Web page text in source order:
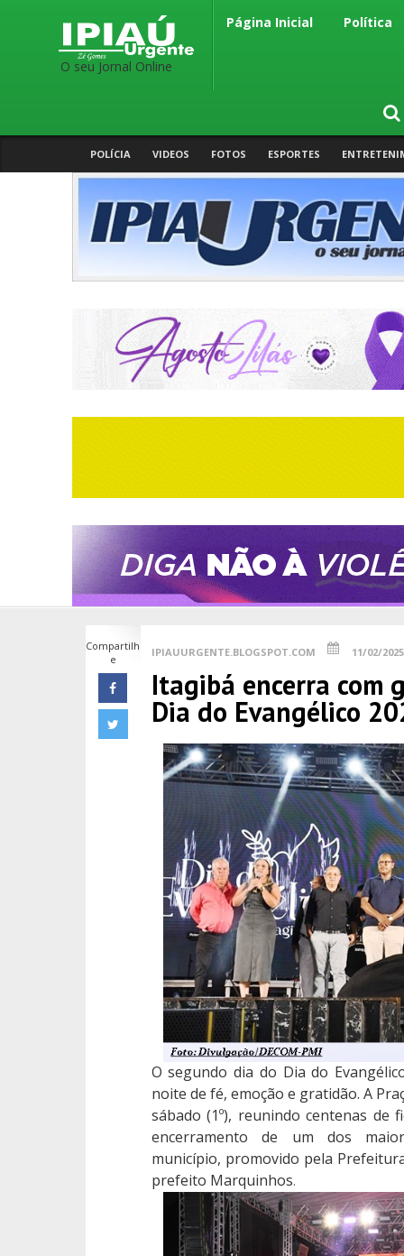
O seu Jornal Online
Página Inicial Política
POLÍCIA VIDEOS FOTOS ESPORTES
Compartilh
e
IPIAUURGENTE.BLOGSPOT.COM 11/02/
Itagibá encerra com
Dia do Evangélico
O segundo dia do Dia do
noite de fé, emoção e gratidão. A
sábado (1º), reunindo centenas de
encerramento de um dos
município, promovido pela
prefeito Marquinhos.